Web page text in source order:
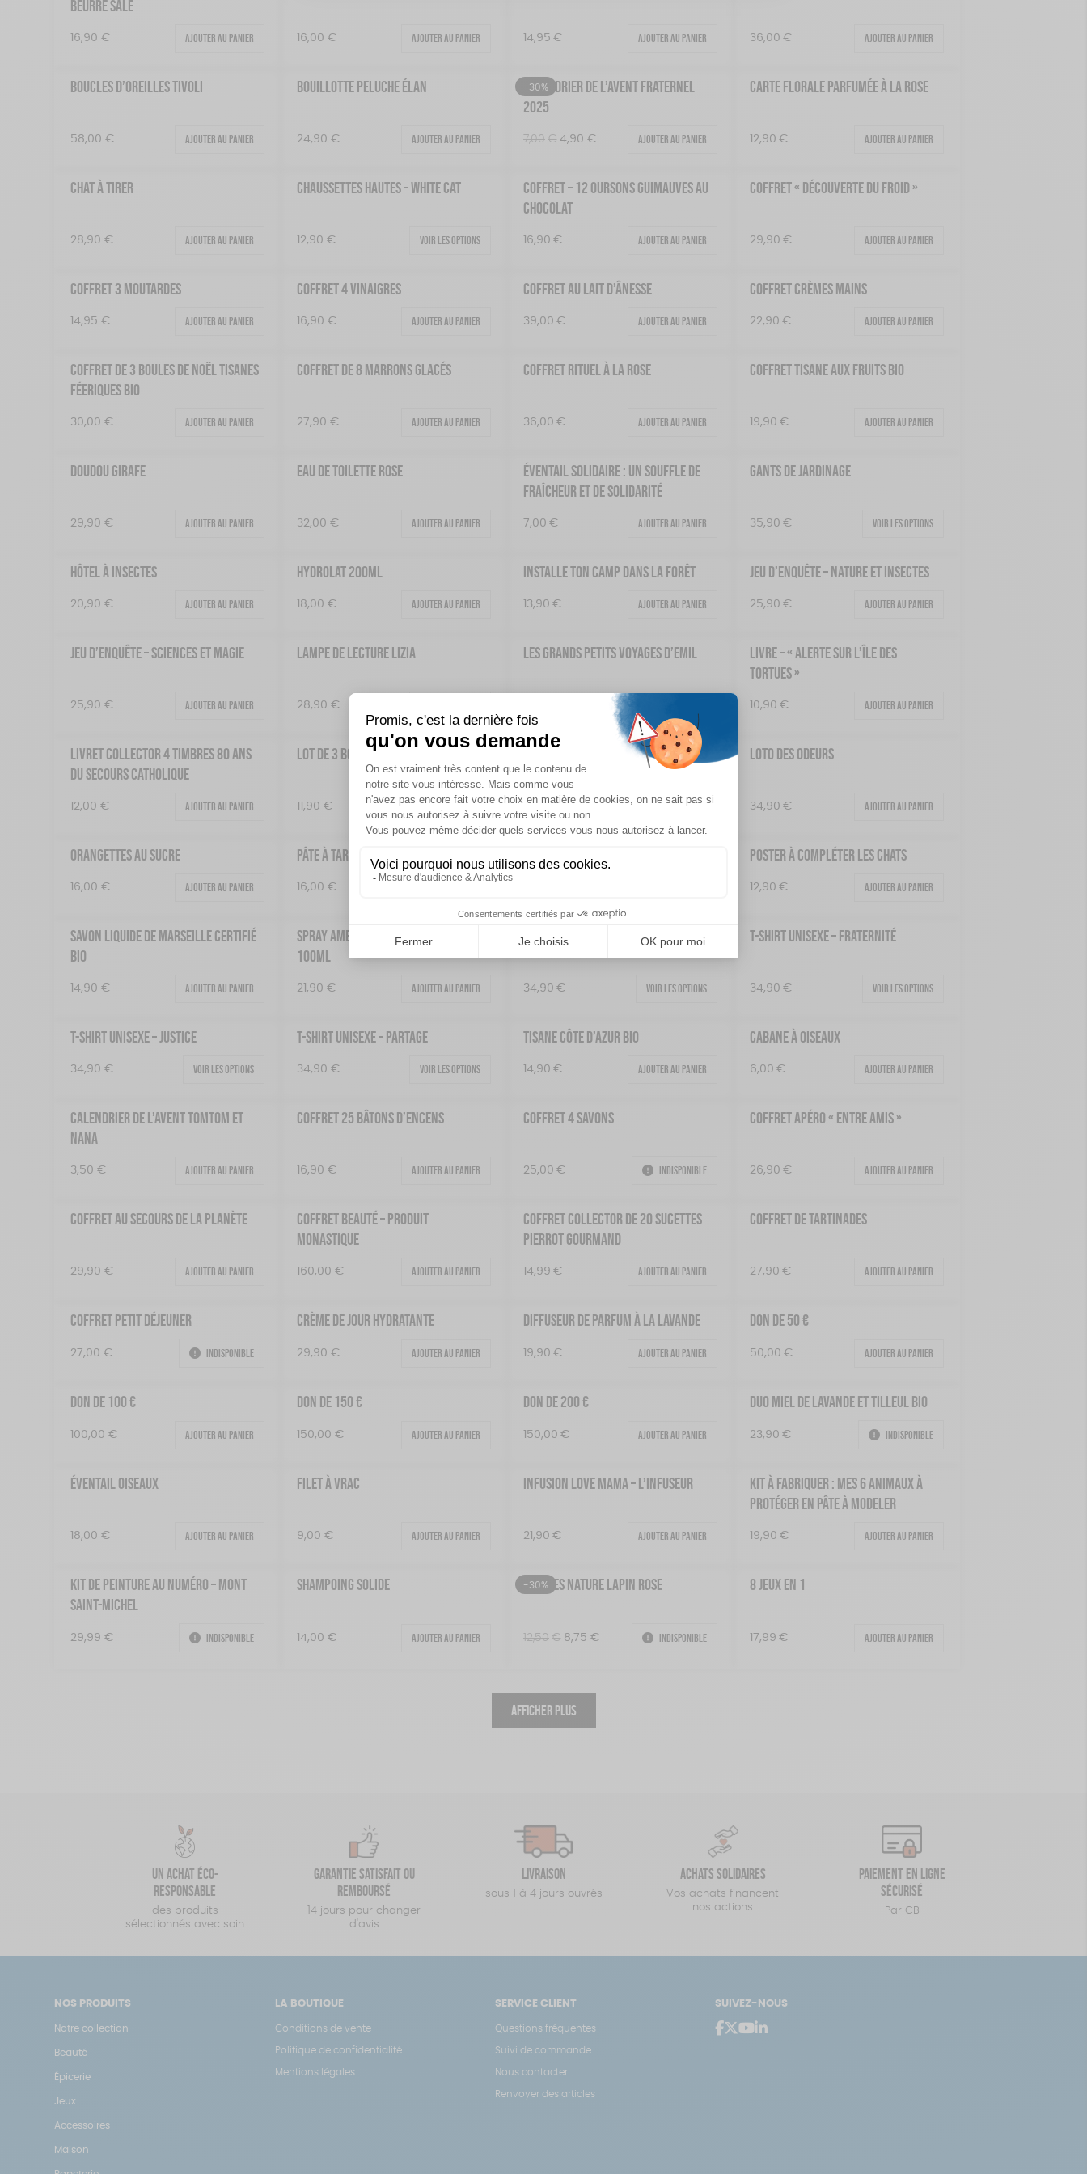
BEURRE SALÉ
16,90 € Ajouter au panier 16,00 € Ajouter au panier 14,95 € Ajouter au panier 36,00 € Ajouter au panier
BOUCLES D’OREILLES TIVOLI
58,00 € Ajouter au panier
BOUILLOTTE PELUCHE ÉLAN
24,90 € Ajouter au panier
-30%
CALENDRIER DE L’AVENT FRATERNEL
2025
7,00 € Le
était :
7,00€.
4,90 €Le
est :
Ajouter au panier
CARTE FLORALE PARFUMÉE À LA ROSE
12,90 € Ajouter au panier
CHAT À TIRER
28,90 € Ajouter au panier
CHAUSSETTES HAUTES – WHITE CAT
12,90 € Voir les options
COFFRET – 12 OURSONS GUIMAUVES AU
CHOCOLAT
16,90 € Ajouter au panier
COFFRET « DÉCOUVERTE DU FROID »
29,90 € Ajouter au panier
COFFRET 3 MOUTARDES
14,95 € Ajouter au panier
COFFRET 4 VINAIGRES
16,90 € Ajouter au panier
COFFRET AU LAIT D’ÂNESSE
39,00 € Ajouter au panier
COFFRET CRÈMES MAINS
22,90 € Ajouter au panier
COFFRET DE 3 BOULES DE NOËL TISANES
FÉERIQUES BIO
30,00 € Ajouter au panier
COFFRET DE 8 MARRONS GLACÉS
27,90 € Ajouter au panier
COFFRET RITUEL À LA ROSE
36,00 € Ajouter au panier
COFFRET TISANE AUX FRUITS BIO
19,90 € Ajouter au panier
DOUDOU GIRAFE
29,90 € Ajouter au panier
EAU DE TOILETTE ROSE
32,00 € Ajouter au panier
ÉVENTAIL SOLIDAIRE : UN SOUFFLE DE
FRAÎCHEUR ET DE SOLIDARITÉ
7,00 € Ajouter au panier
GANTS DE JARDINAGE
35,90 € Voir les options
HÔTEL À INSECTES
20,90 € Ajouter au panier
HYDROLAT 200ML
18,00 € Ajouter au panier
INSTALLE TON CAMP DANS LA FORÊT
13,90 € Ajouter au panier
JEU D’ENQUÊTE – NATURE ET INSECTES
25,90 € Ajouter au panier
JEU D’ENQUÊTE – SCIENCES ET MAGIE
25,90 € Ajouter au panier
LAMPE DE LECTURE LIZIA
28,90 €
LES GRANDS PETITS VOYAGES D’EMIL
LIVRE – « ALERTE SUR L’ÎLE DES
TORTUES »
10,90 € Ajouter au panier
LIVRET COLLECTOR 4 TIMBRES 80 ANS
DU SECOURS CATHOLIQUE
12,00 € Ajouter au panier
LOT DE 3 BOULES AU CHOCOLAT
11,90 € Ajouter au panier
LOT DE BISCUITS EN FORME DE LAPIN –
GOÛT CHOCOLAT ET CITRON
16,90 € Ajouter au panier
LOTO DES ODEURS
34,90 € Ajouter au panier
ORANGETTES AU SUCRE
16,00 € Ajouter au panier
PÂTE À TARTINER PISTACHE
16,00 €
PLATEAU ROND POSTER À COMPLÉTER LES CHATS
12,90 € Ajouter au panier
SAVON LIQUIDE DE MARSEILLE CERTIFIÉ
BIO
14,90 € Ajouter au panier
SPRAY AMBIANCE FLEUR DE CERISIER
100ML
21,90 € Ajouter au panier
T-SHIRT UNISEXE – AMOUR
34,90 € Voir les options
T-SHIRT UNISEXE – FRATERNITÉ
34,90 € Voir les options
T-SHIRT UNISEXE – JUSTICE
34,90 € Voir les options
T-SHIRT UNISEXE – PARTAGE
34,90 € Voir les options
TISANE CÔTE D’AZUR BIO
14,90 € Ajouter au panier
CABANE À OISEAUX
6,00 € Ajouter au panier
CALENDRIER DE L’AVENT TOMTOM ET
NANA
3,50 € Ajouter au panier
COFFRET 25 BÂTONS D’ENCENS
16,90 € Ajouter au panier
COFFRET 4 SAVONS
25,00 € Indisponible
COFFRET APÉRO « ENTRE AMIS »
26,90 € Ajouter au panier
COFFRET AU SECOURS DE LA PLANÈTE
29,90 € Ajouter au panier
COFFRET BEAUTÉ – PRODUIT
MONASTIQUE
160,00 € Ajouter au panier
COFFRET COLLECTOR DE 20 SUCETTES
PIERROT GOURMAND
14,99 € Ajouter au panier
COFFRET DE TARTINADES
27,90 € Ajouter au panier
COFFRET PETIT DÉJEUNER
27,00 € Indisponible
CRÈME DE JOUR HYDRATANTE
29,90 € Ajouter au panier
DIFFUSEUR DE PARFUM À LA LAVANDE
19,90 € Ajouter au panier
DON DE 50 €
50,00 € Ajouter au panier
DON DE 100 €
100,00 € Ajouter au panier
DON DE 150 €
150,00 € Ajouter au panier
DON DE 200 €
150,00 € Ajouter au panier
DUO MIEL DE LAVANDE ET TILLEUL BIO
23,90 € Indisponible
ÉVENTAIL OISEAUX
18,00 € Ajouter au panier
FILET À VRAC
9,00 € Ajouter au panier
INFUSION LOVE MAMA – L’INFUSEUR
21,90 € Ajouter au panier
KIT À FABRIQUER : MES 6 ANIMAUX À
PROTÉGER EN PÂTE À MODELER
19,90 € Ajouter au panier
KIT DE PEINTURE AU NUMÉRO – MONT
SAINT-MICHEL
29,99 € Indisponible
SHAMPOING SOLIDE
14,00 € Ajouter au panier
-30%
TRUFFES NATURE LAPIN ROSE
12,50 € Le
12,50€.
8,75 €Le
Indisponible
8 JEUX EN 1
17,99 € Ajouter au panier
AFFICHER PLUS
Un achat éco-
responsable
des produits
sélectionnés avec soin
Garantie satisfait ou
remboursé
14 jours pour changer
d'avis
Livraison
sous 1 à 4 jours ouvrés
Achats solidaires
Vos achats financent
nos actions
Paiement en ligne
sécurisé
Par CB
NOS PRODUITS
Notre collection
Beauté
Épicerie
Jeux
Accessoires
Maison
LA BOUTIQUE
Conditions de vente
Politique de confidentialité
Mentions légales
SERVICE CLIENT
Questions fréquentes
Suivi de commande
Nous contacter
Renvoyer des articles
SUIVEZ-NOUS